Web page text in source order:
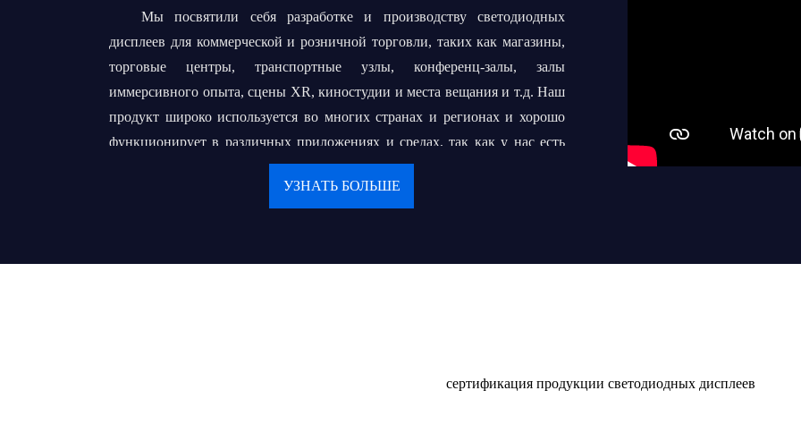
Мы посвятили себя разработке и производству светодиодных
дисплеев для коммерческой и розничной торговли, таких как магазины,
торговые центры, транспортные узлы, конференц-залы, залы
иммерсивного опыта, сцены XR, киностудии и места вещания и т.д. Наш
продукт широко используется во многих странах и регионах и хорошо
функционирует в различных приложениях и средах, так как у нас есть
большой опыт в OEM и ODM.
всемирно известный бренд, который поможет сотням или даже тысячам
УЗНАТЬ БОЛЬШЕ
сертификация продукции светодиодных дисплеев